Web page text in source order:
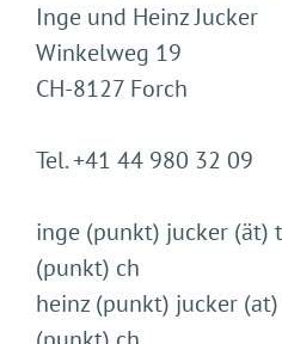
Inge und Heinz Jucker
Winkelweg 19
CH-8127 Forch
Tel. +41 44 980 32 09
inge (punkt) jucker (ät)
(punkt) ch
heinz (punkt) jucker